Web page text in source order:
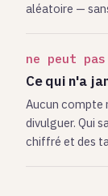
aléatoire —
ne peut
Ce qui n'a
Aucun compte
divulguer. Qui
chiffré et des